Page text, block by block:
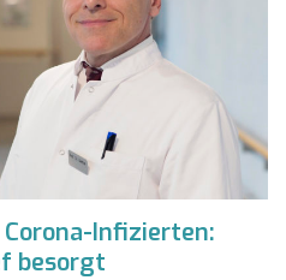
Infizierten:
besorgt